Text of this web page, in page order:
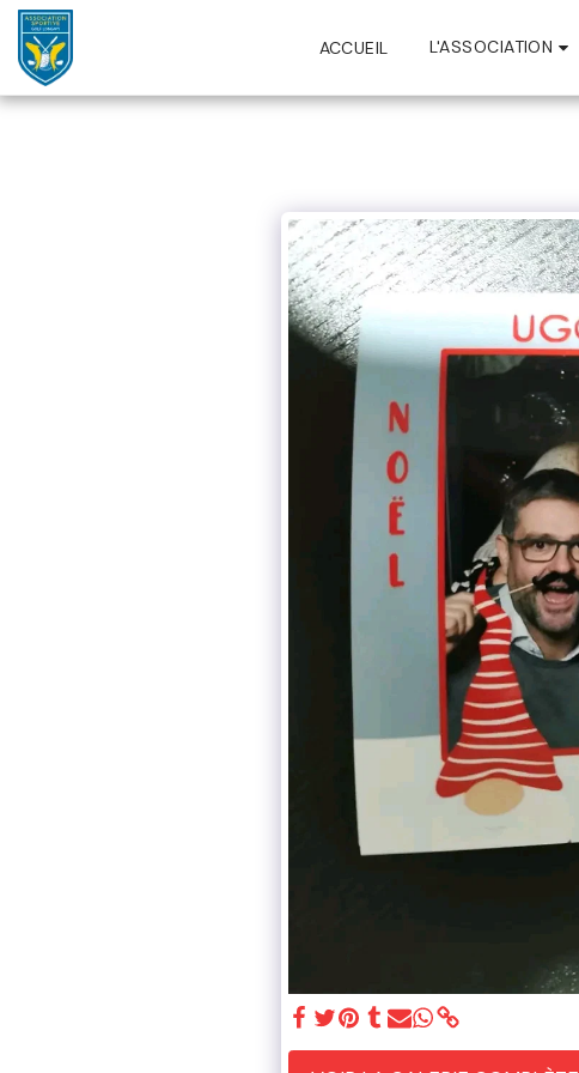
ACCUEIL L'ASSOCIATION